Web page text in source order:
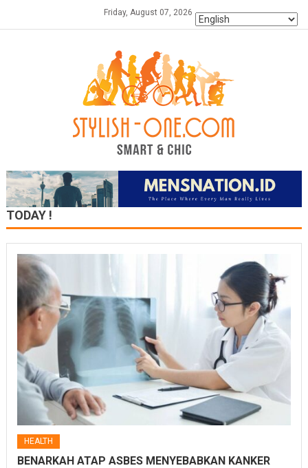
Friday, August 07, 2026
TODAY !
HEALTH
BENARKAH ATAP ASBES MENYEBABKAN KANKER